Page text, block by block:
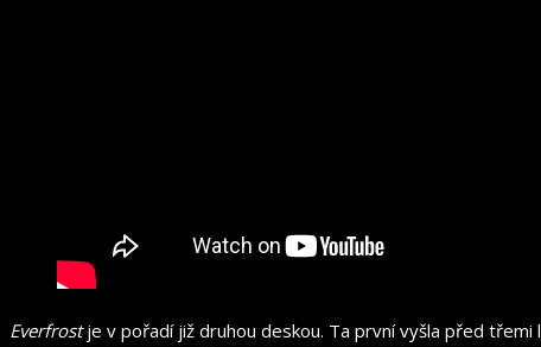
Everfrostje v pořadí již druhou deskou. Ta první vyšla před třemi